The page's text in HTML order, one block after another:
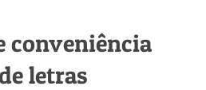
conveniência
letras